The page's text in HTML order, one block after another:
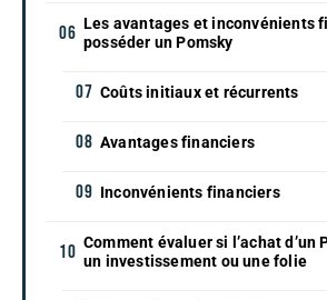
Les avantages et inconvénients
posséder un Pomsky
Coûts initiaux et récurrents
Avantages financiers
Inconvénients financiers
Comment évaluer si l’achat d’un
un investissement ou une folie